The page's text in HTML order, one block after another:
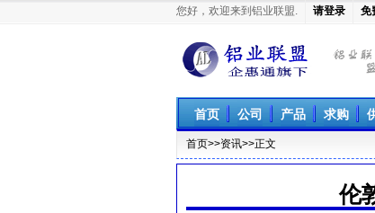
您好，欢迎来到铝业联盟. 请登录 免
铝业联盟
首页 公司 产品 求购
首页>>资讯>>正文
伦